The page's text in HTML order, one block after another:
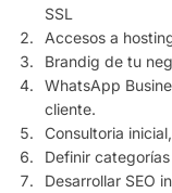
SSL
Accesos a
Brandig de tu
WhatsApp
cliente.
Consultoria
Definir
Desarrollar SEO